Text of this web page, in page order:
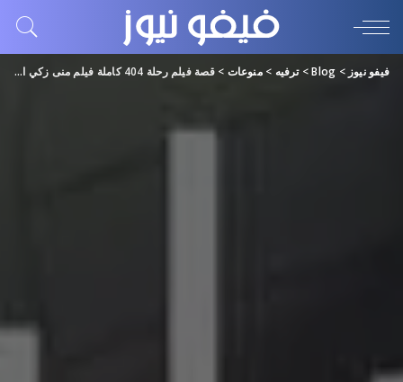
فيفو نيوز >
Blog
>ترفيه >منوعات >قصة فيلم رحلة 404 كاملة فيلم منى زكي الجديد 2024